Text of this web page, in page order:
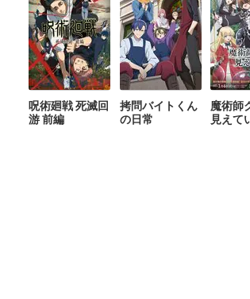
呪術廻戦 死滅回
游 前編
拷問バイトくん
の日常
魔術師
見えて